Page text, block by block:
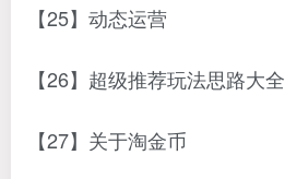
【25】动态运营
【26】超级推荐玩法思路大全
【27】关于淘金币